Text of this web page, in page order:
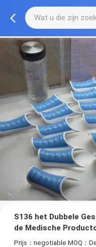
S136 het Dubbele
de Medische
Textuuroppervlakte
Prijs：negotiable MOQ：